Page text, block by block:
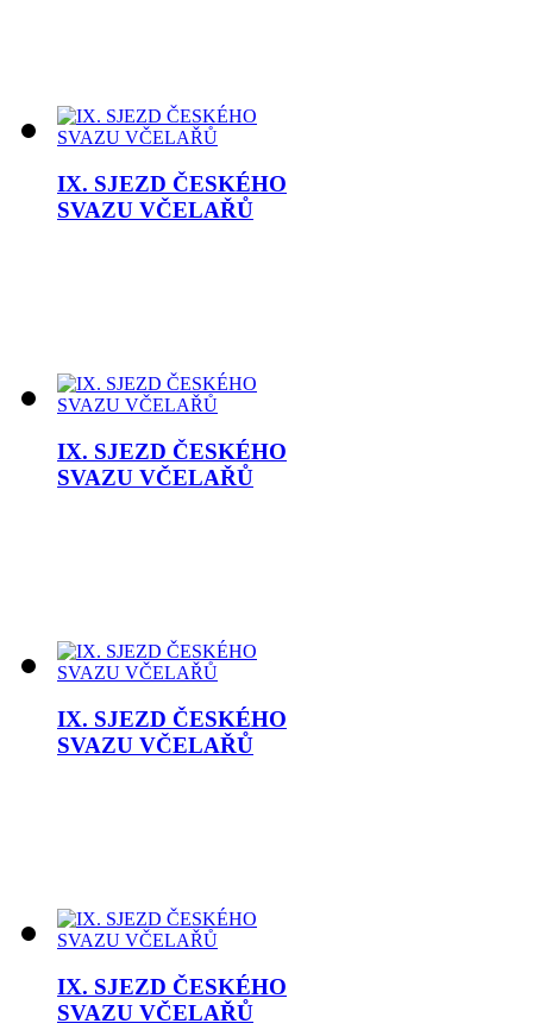
IX. SJEZD ČESKÉHO
SVAZU VČELAŘŮ
IX. SJEZD ČESKÉHO
SVAZU VČELAŘŮ
IX. SJEZD ČESKÉHO
SVAZU VČELAŘŮ
IX. SJEZD ČESKÉHO
SVAZU VČELAŘŮ